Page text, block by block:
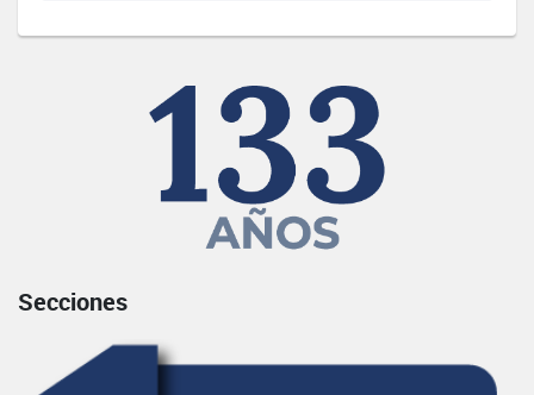
Secciones